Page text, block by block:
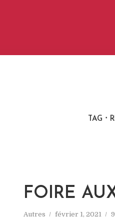
TAG
FOIRE
Autres février 1, 2021